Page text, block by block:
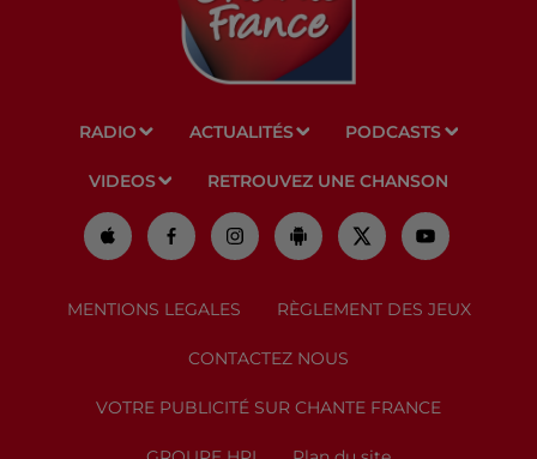
RADIO ACTUALITÉS PODCASTS
VIDEOS RETROUVEZ UNE CHANSON
MENTIONS LEGALES RÈGLEMENT DES JEUX
CONTACTEZ NOUS
VOTRE PUBLICITÉ SUR CHANTE FRANCE